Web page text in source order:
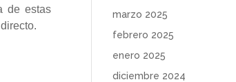
de estas
marzo 2025
febrero 2025
enero 2025
diciembre 2024